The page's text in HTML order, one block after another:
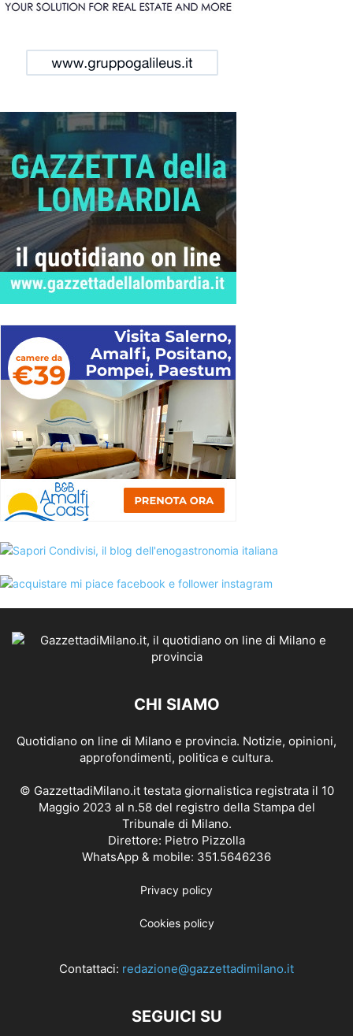
CHI SIAMO
Quotidiano on line di Milano e provincia. Notizie, opinioni,
approfondimenti, politica e cultura.
© GazzettadiMilano.it testata giornalistica registrata il 10
Maggio 2023 al n.58 del registro della Stampa del
Tribunale di Milano.
Direttore: Pietro Pizzolla
WhatsApp & mobile: 351.5646236
Privacy policy
Cookies policy
Contattaci: redazione@gazzettadimilano.it
SEGUICI SU